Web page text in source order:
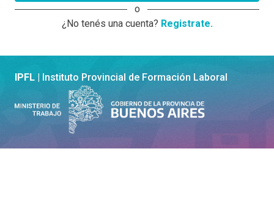
o
¿No tenés una cuenta? Registrate.
IPFL | Instituto Provincial de Formación Laboral